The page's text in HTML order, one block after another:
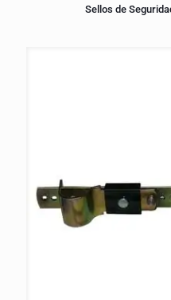
Sellos de